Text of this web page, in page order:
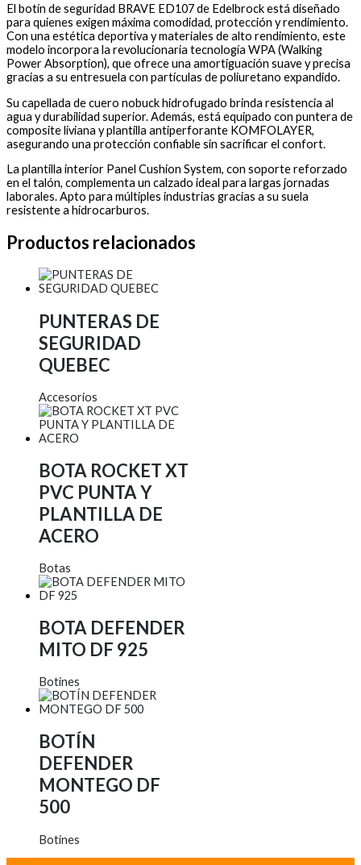
El botín de seguridad BRAVE ED107 de Edelbrock está diseñado
para quienes exigen máxima comodidad, protección y rendimiento.
Con una estética deportiva y materiales de alto rendimiento, este
modelo incorpora la revolucionaria tecnología WPA (Walking
Power Absorption), que ofrece una amortiguación suave y precisa
gracias a su entresuela con partículas de poliuretano expandido.
Su capellada de cuero nobuck hidrofugado brinda resistencia al
agua y durabilidad superior. Además, está equipado con puntera de
composite liviana y plantilla antiperforante KOMFOLAYER,
asegurando una protección confiable sin sacrificar el confort.
La plantilla interior Panel Cushion System, con soporte reforzado
en el talón, complementa un calzado ideal para largas jornadas
laborales. Apto para múltiples industrias gracias a su suela
resistente a hidrocarburos.
Productos relacionados
PUNTERAS DE
SEGURIDAD
QUEBEC
Accesorios
BOTA ROCKET XT
PVC PUNTA Y
PLANTILLA DE
ACERO
Botas
BOTA DEFENDER
MITO DF 925
Botines
BOTÍN
DEFENDER
MONTEGO DF
500
Botines